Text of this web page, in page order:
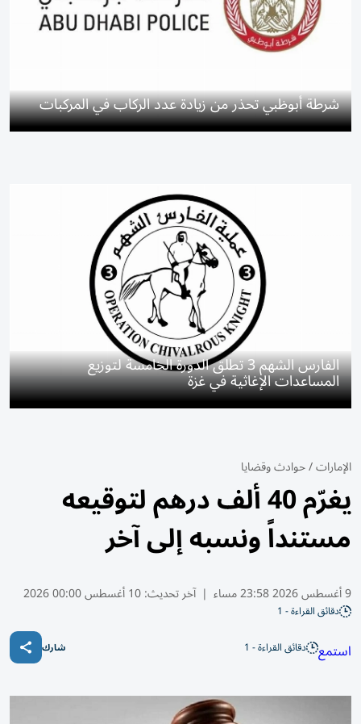
شرطة أبوظبي تحذر من زيادة عدد الركاب في المركبات
الفارس الشهم 3 تطلق الدورة الخامسة لتوزيع
المساعدات الإغاثية في غزة
الإمارات/حوادث وقضايا
يغرّم 40 ألف درهم لتوقيعه
مستنداً ونسبه إلى آخر
9 أغسطس 2026 23:58 مساء | آخر تحديث:10 أغسطس 00:00 2026
دقائق القراءة - 1
استمع دقائق القراءة - 1 شارك